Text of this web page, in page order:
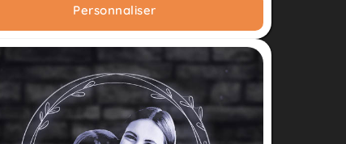
Personnaliser